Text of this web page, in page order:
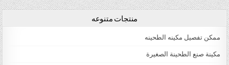
منتجات متنوعه
ممكن تفصيل مكينه الطحينه
مكينة صنع الطحينة الصغيرة